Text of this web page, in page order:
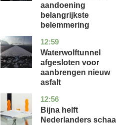
aandoening
belangrijkste
belemmering
12:59
noord-
holland
nieuws
Waterwolftunnel
afgesloten voor
aanbrengen nieuw
asfalt
12:56
noord-
holland
economie
Bijna helft
Nederlanders